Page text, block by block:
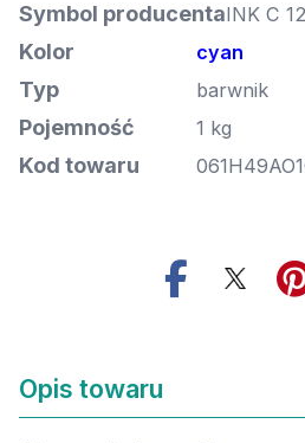
Symbol producentaINK C
Kolor cyan
Typ barwnik
Pojemność 1 kg
Kod towaru
Opis towaru